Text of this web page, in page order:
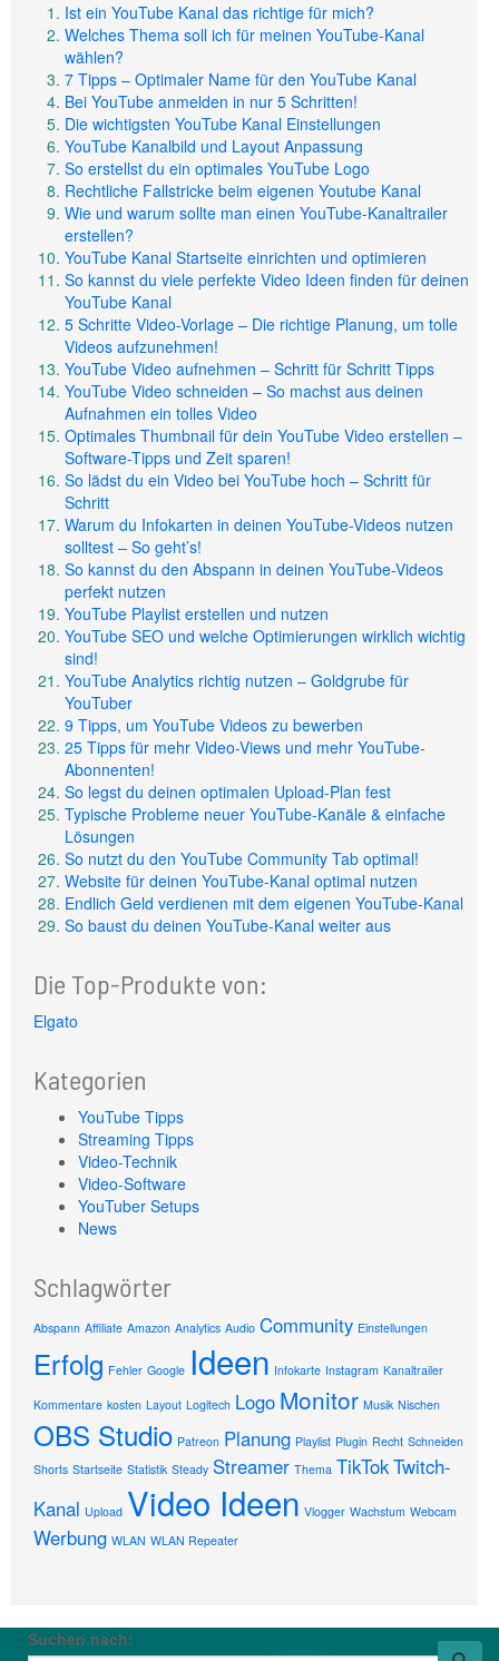
Ist ein YouTube Kanal das richtige für mich?
Welches Thema soll ich für meinen YouTube-Kanal
wählen?
7 Tipps – Optimaler Name für den YouTube Kanal
Bei YouTube anmelden in nur 5 Schritten!
Die wichtigsten YouTube Kanal Einstellungen
YouTube Kanalbild und Layout Anpassung
So erstellst du ein optimales YouTube Logo
Rechtliche Fallstricke beim eigenen Youtube Kanal
Wie und warum sollte man einen YouTube-Kanaltrailer
erstellen?
YouTube Kanal Startseite einrichten und optimieren
So kannst du viele perfekte Video Ideen finden für deinen
YouTube Kanal
5 Schritte Video-Vorlage – Die richtige Planung, um tolle
Videos aufzunehmen!
YouTube Video aufnehmen – Schritt für Schritt Tipps
YouTube Video schneiden – So machst aus deinen
Aufnahmen ein tolles Video
Optimales Thumbnail für dein YouTube Video erstellen –
Software-Tipps und Zeit sparen!
So lädst du ein Video bei YouTube hoch – Schritt für
Schritt
Warum du Infokarten in deinen YouTube-Videos nutzen
solltest – So geht’s!
So kannst du den Abspann in deinen YouTube-Videos
perfekt nutzen
YouTube Playlist erstellen und nutzen
YouTube SEO und welche Optimierungen wirklich wichtig
sind!
YouTube Analytics richtig nutzen – Goldgrube für
YouTuber
9 Tipps, um YouTube Videos zu bewerben
25 Tipps für mehr Video-Views und mehr YouTube-
Abonnenten!
So legst du deinen optimalen Upload-Plan fest
Typische Probleme neuer YouTube-Kanäle & einfache
Lösungen
So nutzt du den YouTube Community Tab optimal!
Website für deinen YouTube-Kanal optimal nutzen
Endlich Geld verdienen mit dem eigenen YouTube-Kanal
So baust du deinen YouTube-Kanal weiter aus
Die Top-Produkte von:
Elgato
Kategorien
YouTube Tipps
Streaming Tipps
Video-Technik
Video-Software
YouTuber Setups
News
Schlagwörter
Abspann Affiliate Amazon Analytics Audio Community Einstellungen
Erfolg Fehler Google Ideen Infokarte Instagram Kanaltrailer
Kommentare kosten Layout Logitech Logo Monitor Musik Nischen
OBS Studio Patreon Planung Playlist Plugin Recht Schneiden
Shorts Startseite Statistik Steady Streamer Thema TikTokTwitch-
Kanal Upload Video Ideen Vlogger Wachstum Webcam
Werbung WLAN WLAN Repeater
Suchen nach: